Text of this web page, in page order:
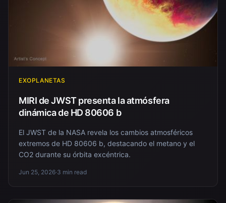
EXOPLANETAS
MIRI de JWST presenta la atmósfera
dinámica de HD 80606 b
El JWST de la NASA revela los cambios atmosféricos
extremos de HD 80606 b, destacando el metano y el
CO2 durante su órbita excéntrica.
Jun 25, 2026·3 min read